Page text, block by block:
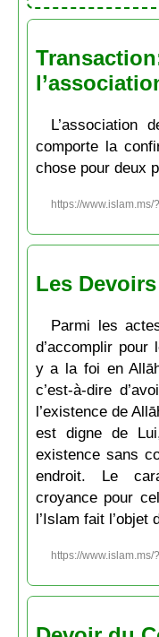
L’association
comporte la
chose pour deux
https://www.islam.ms/
Les
Parmi les
d’accomplir pour
y a la foi en
c’est-à-dire
l’existence de
est digne de
existence sans
endroit. Le
croyance pour
l’Islam fait l’objet
https://www.islam.ms/